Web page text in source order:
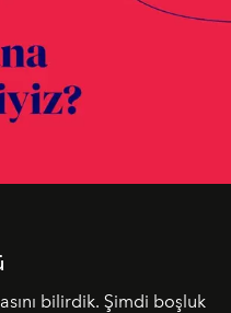
bilirdik. Şimdi boşluk